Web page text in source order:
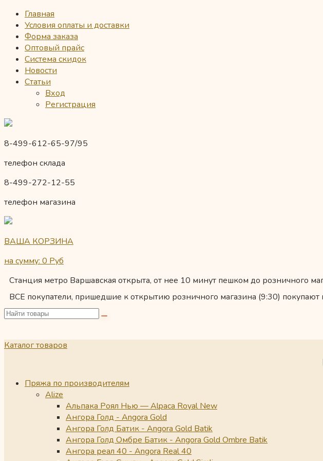
Главная
Условия оплаты и доставки
Форма заказа
Оптовый прайс
Система скидок
Новости
Статьи
Вход
Регистрация
8-499-612-65-97/95
телефон склада
8-499-272-12-55
телефон магазина
ВАША КОРЗИНА
на сумму: 0 Руб
Станция метро Варшавская открыта, от нее 10 минут пешком до розничного
ВСЕ покупатели, пришедшие к открытию розничного магазина (9:30)
Каталог товаров
Пряжа по производителям
Alize
Альпака Роял Нью — Alpaca Royal New
Ангора Голд - Angora Gold
Ангора Голд Батик - Angora Gold Batik
Ангора Голд Омбре Батик - Angora Gold Ombre Batik
Ангора реал 40 - Angora Real 40